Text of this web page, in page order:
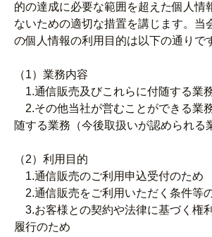
的の達成に必要な範囲を超えた個人情
ないための適切な措置を講じます。当
の個人情報の利用目的は以下の通りで
（1）業務内容
1.通信販売及びこれらに付随する業
2.その他当社が営むことができる業
随する業務（今後取扱いが認められる
（2）利用目的
1.通信販売のご利用申込受付のため
2.通信販売をご利用いただく条件等
3.お客様との契約や法律に基づく権
履行のため